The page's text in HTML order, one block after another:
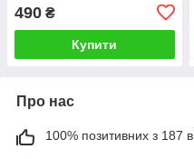
490 ₴
Купити
Про нас
100% позитивних з 187